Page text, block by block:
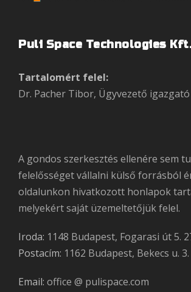
Puli Space Technologies
Tartalomért felel:
Dr. Pacher Tibor, Ügyvezető igazgató
A gondos szerkesztés ellenére sem
felelősséget vállalni külső forrásból
oldalunkon hivatkozott honlapok
melyekért saját üzemeltetőjük felel.
Iroda: 1148 Budapest, Fogarasi út 5.
Postacím: 1162 Budapest, Bekecs u. 3.
Email: office @ pulispace.com